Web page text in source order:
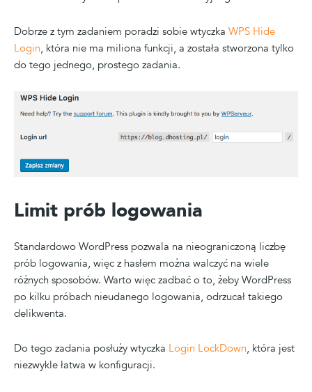
Dobrze z tym zadaniem poradzi sobie wtyczka WPS Hide
Login, która nie ma miliona funkcji, a została stworzona tylko
do tego jednego, prostego zadania.
Limit prób logowania
Standardowo WordPress pozwala na nieograniczoną liczbę
prób logowania, więc z hasłem można walczyć na wiele
różnych sposobów. Warto więc zadbać o to, żeby WordPress
po kilku próbach nieudanego logowania, odrzucał takiego
delikwenta.
Do tego zadania posłuży wtyczka Login LockDown, która jest
niezwykle łatwa w konfiguracji.